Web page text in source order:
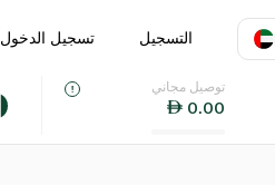
اللغة
التسجيل تسجيل الدخول
توصيل مجاني
0.00